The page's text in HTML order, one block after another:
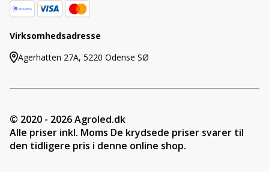
Virksomhedsadresse
Agerhatten 27A, 5220 Odense SØ
© 2020 - 2026 Agroled.dk
Alle priser inkl. Moms De krydsede priser svarer til
den tidligere pris i denne online shop.